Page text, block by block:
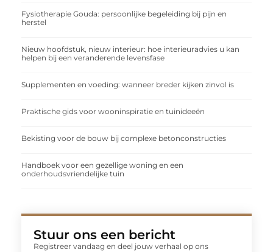
Fysiotherapie Gouda: persoonlijke begeleiding bij pijn en
herstel
Nieuw hoofdstuk, nieuw interieur: hoe interieuradvies u kan
helpen bij een veranderende levensfase
Supplementen en voeding: wanneer breder kijken zinvol is
Praktische gids voor wooninspiratie en tuinideeën
Bekisting voor de bouw bij complexe betonconstructies
Handboek voor een gezellige woning en een
onderhoudsvriendelijke tuin
Stuur ons een bericht
Registreer vandaag en deel jouw verhaal op ons